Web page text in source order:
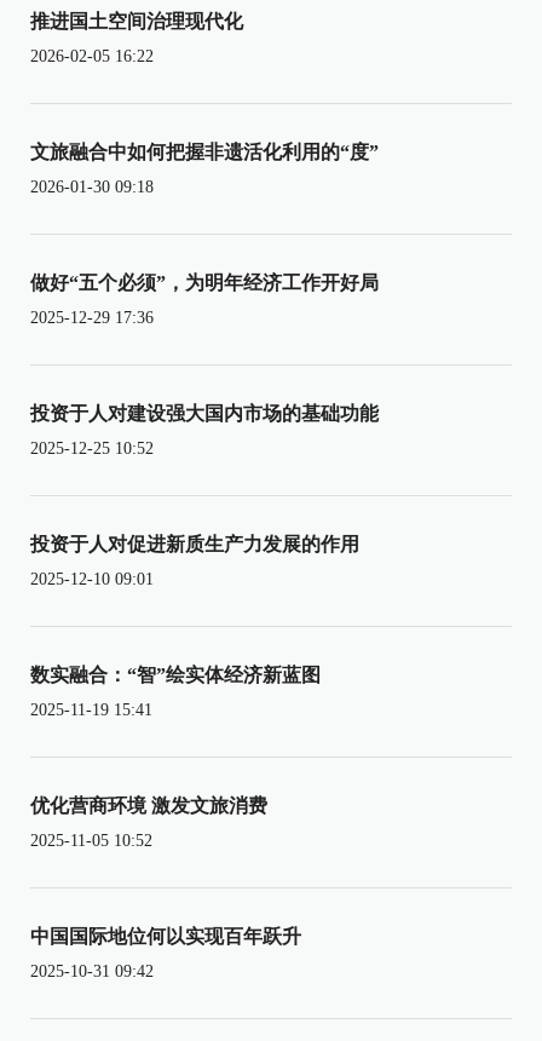
推进国土空间治理现代化
2026-02-05 16:22
文旅融合中如何把握非遗活化利用的“度”
2026-01-30 09:18
做好“五个必须”，为明年经济工作开好局
2025-12-29 17:36
投资于人对建设强大国内市场的基础功能
2025-12-25 10:52
投资于人对促进新质生产力发展的作用
2025-12-10 09:01
数实融合：“智”绘实体经济新蓝图
2025-11-19 15:41
优化营商环境 激发文旅消费
2025-11-05 10:52
中国国际地位何以实现百年跃升
2025-10-31 09:42